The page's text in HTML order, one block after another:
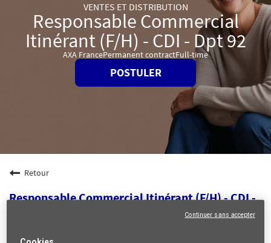
MES CANDIDATURES MON PROFIL
VENTES ET DISTRIBUTION
Responsable Commercial
Itinérant (F/H) - CDI - Dpt 92
AXA FrancePermanent contractFull-time
POSTULER
Retour
Responsable Commercial Itinérant (F/H) - CDI -
Continuer sans accepter